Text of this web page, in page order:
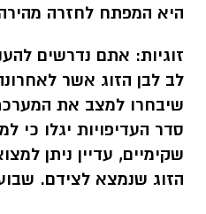
היא המפתח לחזרה
זוגיות: אתם נדרשים
לב לבן הזוג אשר
שיבחרו למצב את
סדר העדיפויות יגלו כי
שקימיים, עדיין ניתן
הזוג שנמצא לצידם.